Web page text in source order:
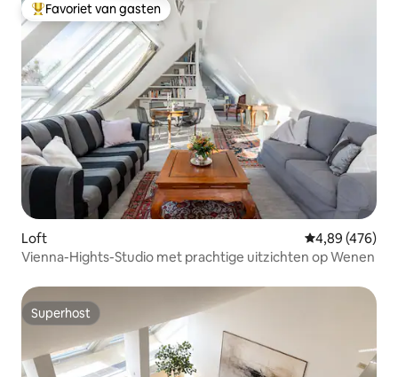
Topfavoriet van gasten
Favoriet van gasten
Loft Gemiddelde
4,89 (476)
Vienna-Hights-Studio met prachtige uitzichten op Wenen
Superhost
Superhost